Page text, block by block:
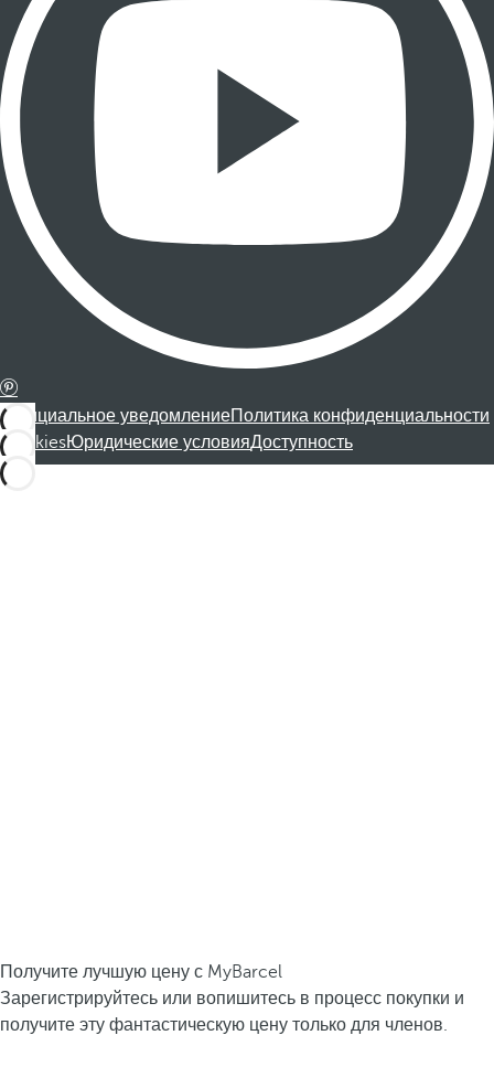
Официальное уведомлениеПолитика конфиденциальности
CookiesЮридические условияДоступность
Получите лучшую цену с MyBarcel
Зарегистрируйтесь или вопишитесь в процесс покупки и
получите эту фантастическую цену только для членов.